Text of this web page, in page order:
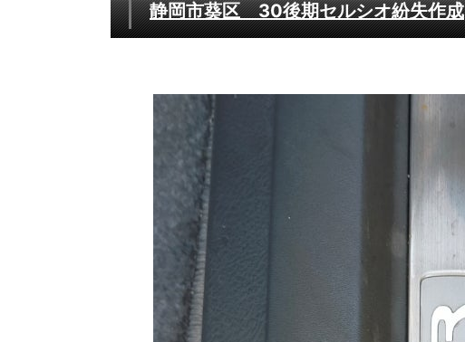
静岡市葵区 30後期セルシオ紛失作成